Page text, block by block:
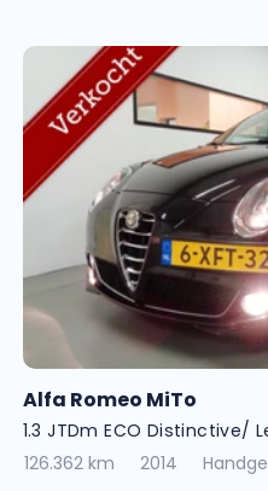
Alfa Romeo MiTo
1.3 JTDm ECO Distinctive/
126.362 km
2014